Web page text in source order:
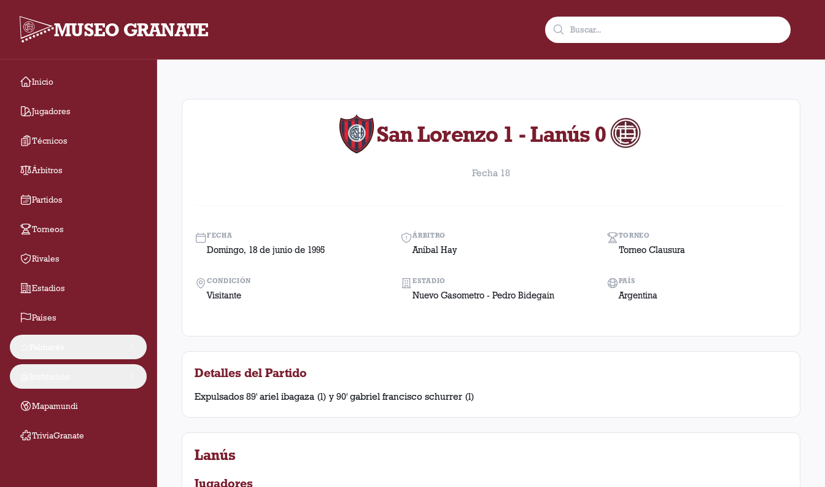
MUSEO GRANATE
Inicio
Jugadores
Técnicos
Árbitros
Partidos
Torneos
Rivales
Estadios
Países
Mapamundi
TriviaGranate
Fecha 18. Partido entre Lanús y San Lorenzo disputado el Domingo, 18 de junio de 1995 como visitante en el estadio Nuevo Gasometro - Pedro
San Lorenzo 1 - Lanús 0
Fecha 18
FECHA
Domingo, 18 de junio de 1995
ÁRBITRO
Aníbal Hay
TORNEO
Torneo Clausura
CONDICIÓN
Visitante
ESTADIO
Nuevo Gasometro - Pedro Bidegain
PAÍS
Argentina
Detalles del Partido
Expulsados 89' ariel ibagaza (l) y 90' gabriel francisco schurrer (l)
Lanús
Jugadores